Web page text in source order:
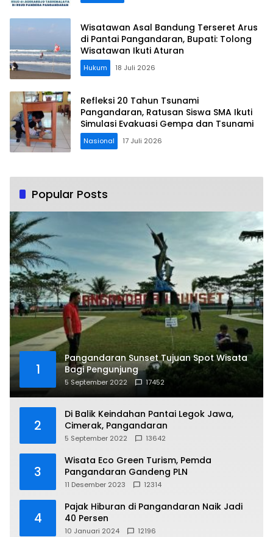
Wisatawan Asal Bandung Terseret Arus
di Pantai Pangandaran, Bupati: Tolong
Wisatawan Ikuti Aturan
Hukum 18 Juli 2026
Refleksi 20 Tahun Tsunami
Pangandaran, Ratusan Siswa SMA Ikuti
Simulasi Evakuasi Gempa dan Tsunami
Nasional 17 Juli 2026
Popular Posts
1
Pangandaran Sunset Tujuan Spot Wisata
Bagi Pengunjung
5 September 2022 17452
2
Di Balik Keindahan Pantai Legok Jawa,
Cimerak, Pangandaran
5 September 2022 13642
3
Wisata Eco Green Turism, Pemda
Pangandaran Gandeng PLN
11 Desember 2023 12314
4
Pajak Hiburan di Pangandaran Naik Jadi
40 Persen
10 Januari 2024 12196